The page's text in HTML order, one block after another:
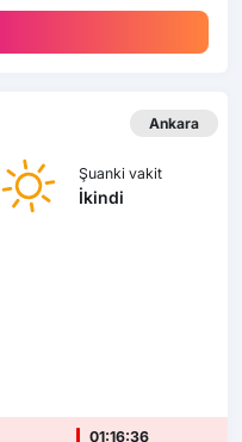
Ankara
Şuanki vakit
İkindi
01:16:35